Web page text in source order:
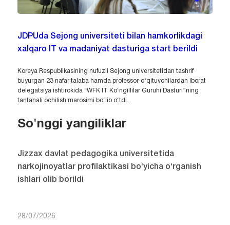
JDPUda Sejong universiteti bilan hamkorlikdagi
xalqaro IT va madaniyat dasturiga start berildi
Koreya Respublikasining nufuzli Sejong universitetidan tashrif
buyurgan 23 nafar talaba hamda professor-o‘qituvchilardan iborat
delegatsiya ishtirokida “WFK IT Ko‘ngillilar Guruhi Dasturi”ning
tantanali ochilish marosimi bo‘lib o‘tdi.
So'nggi yangiliklar
Jizzax davlat pedagogika universitetida
narkojinoyatlar profilaktikasi bo‘yicha o‘rganish
ishlari olib borildi
28/07/2026